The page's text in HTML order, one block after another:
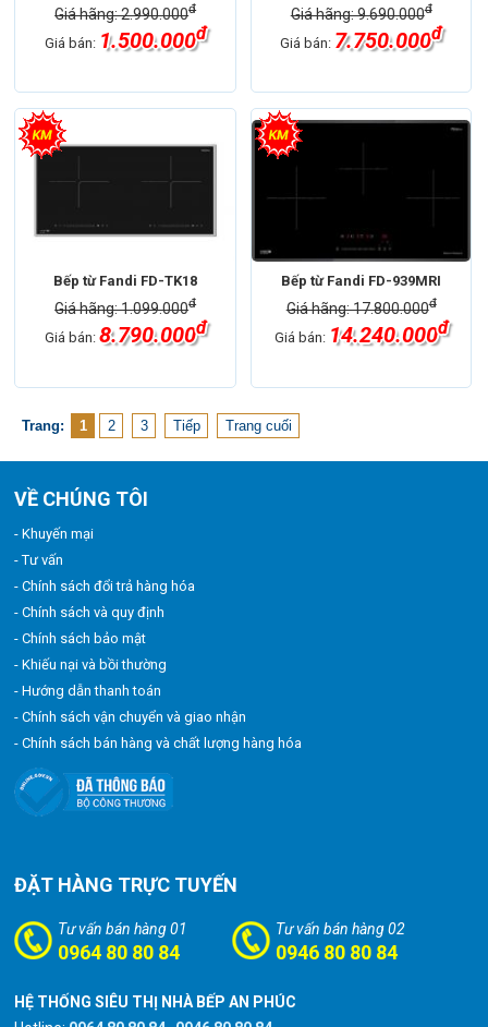
Giá hãng: 2.990.000đ
Giá bán: 1.500.000đ
Giá hãng: 9.690.000đ
Giá bán: 7.750.000đ
Bếp từ Fandi FD-TK18
Giá hãng: 1.099.000đ
Giá bán: 8.790.000đ
Bếp từ Fandi FD-939MRI
Giá hãng: 17.800.000đ
Giá bán: 14.240.000đ
Trang: 1 2 3 Tiếp Trang cuối
VỀ CHÚNG TÔI
- Khuyến mại
- Tư vấn
- Chính sách đổi trả hàng hóa
- Chính sách và quy định
- Chính sách bảo mật
- Khiếu nại và bồi thường
- Hướng dẫn thanh toán
- Chính sách vận chuyển và giao nhận
- Chính sách bán hàng và chất lượng hàng hóa
ĐẶT HÀNG TRỰC TUYẾN
Tư vấn bán hàng 01
0964 80 80 84
Tư vấn bán hàng 02
0946 80 80 84
HỆ THỐNG SIÊU THỊ NHÀ BẾP AN PHÚC